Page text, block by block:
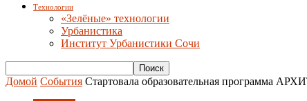
Технологии
«Зелёные» технологии
Урбанистика
Институт Урбанистики Сочи
Домой События Стартовала образовательная программа